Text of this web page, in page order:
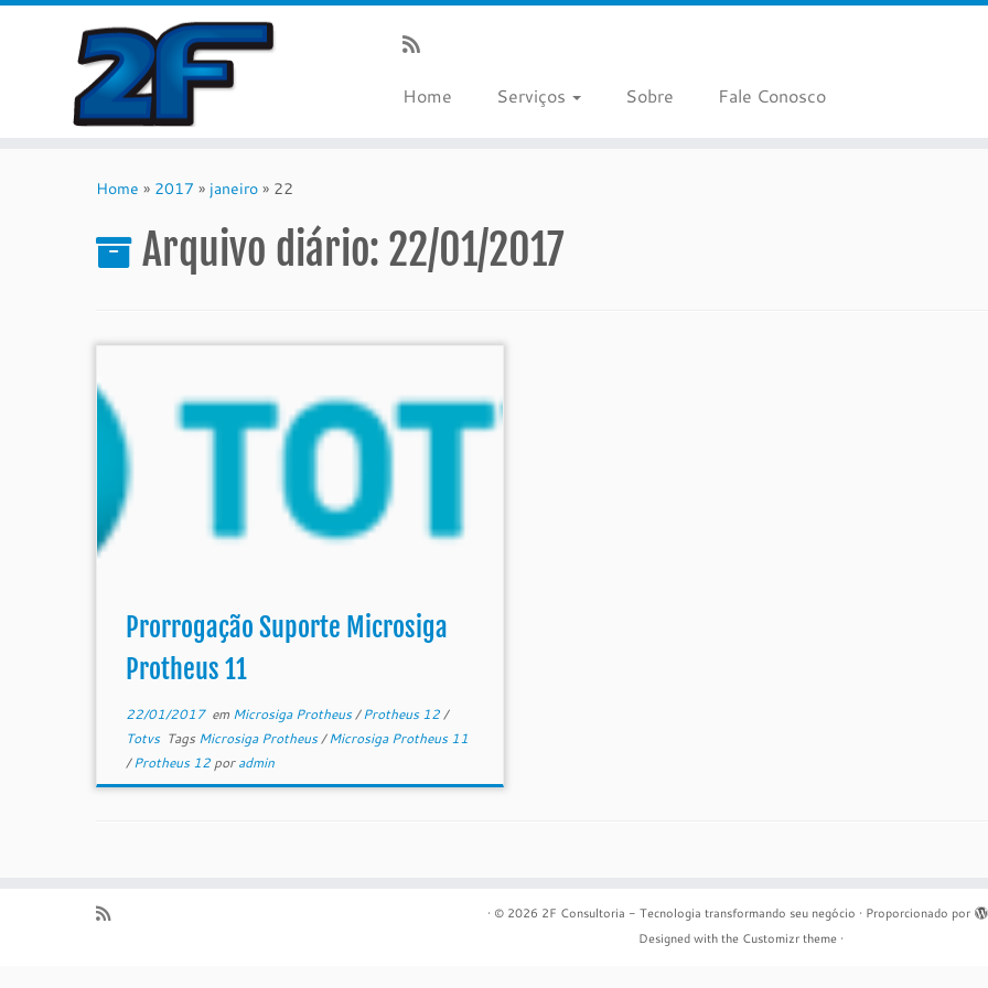
Home Serviços Sobre Fale Conosco
Home » 2017 » janeiro » 22
Arquivo diário: 22/01/2017
Prorrogação Suporte Microsiga
Protheus 11
22/01/2017em Microsiga Protheus/Protheus 12/
Totvs Tags Microsiga Protheus/Microsiga Protheus 11
/Protheus 12 poradmin
· © 2026 2F Consultoria - Tecnologia transformando seu negócio · Proporcionado por
Designed with the Customizr theme ·